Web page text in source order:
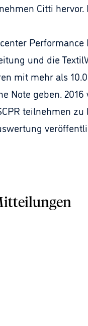
Citti
und die
mit mehr als
Note geben.
teilnehmen zu